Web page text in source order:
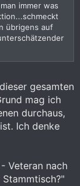
immer was
übrigens auf
gesamten
mag ich
durchaus,
Ich denke
Veteran nach